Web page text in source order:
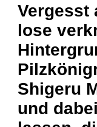
Vergesst
lose
Shigeru
und